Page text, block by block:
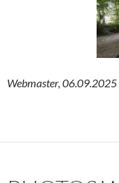
Webmaster, 06.09.2025